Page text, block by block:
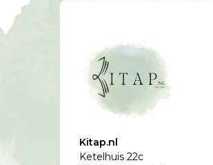
Kitap.nl
Ketelhuis 22c